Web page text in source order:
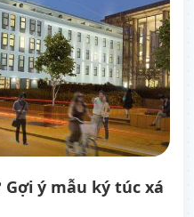
Gợi ý mẫu ký túc xá